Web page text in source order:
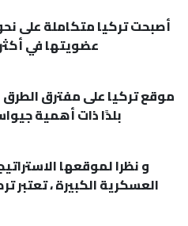
أصبحت تركيا متكاملة على
عضويتها في
موقع تركيا على مفترق الطرق
بلدًا ذات أهمية
و نظرا لموقعها
العسكرية الكبيرة ، تعتبر